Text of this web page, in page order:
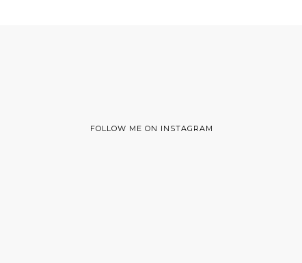
FOLLOW ME ON INSTAGRAM